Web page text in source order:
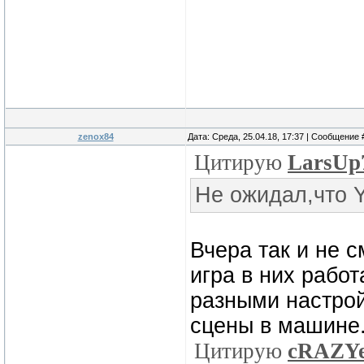
zenox84 Дата: Среда, 25.04.18, 17:37 | Сообщение
Цитирую
Не ожидал,что
Вчера так и не
игра в них
разными
сцены в
Цитирую